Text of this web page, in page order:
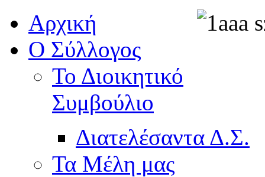
Αρχική
Ο Σύλλογος
Το Διοικητικό
Συμβούλιο
Διατελέσαντα Δ.Σ.
Τα Μέλη μας